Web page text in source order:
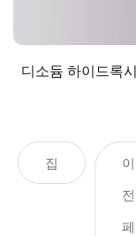
디소듐 하이드록
집
이
전
페